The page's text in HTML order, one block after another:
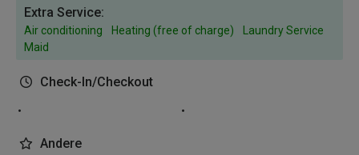
Extra Service:
Air conditioning Heating (free of charge)
Laundry Service
Maid
Check-In/Checkout
Andere